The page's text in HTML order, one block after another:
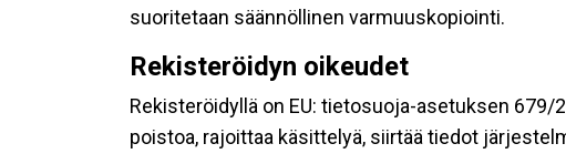
suoritetaan säännöllinen varmuuskopiointi.
Rekisteröidyn oikeudet
Rekisteröidyllä on EU: tietosuoja-asetuksen
poistoa, rajoittaa käsittelyä, siirtää tiedot